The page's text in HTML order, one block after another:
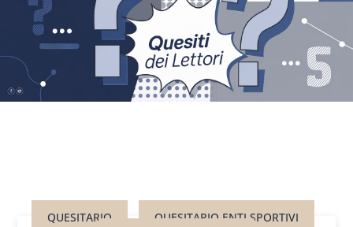
QUESITARIO
QUESITARIO ENTI SPORTIVI